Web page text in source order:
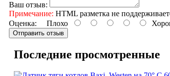
Ваш отзыв:
Примечание: HTML разметка не
Оценка: Плохо
Отправить отзыв
Последние просмотренные